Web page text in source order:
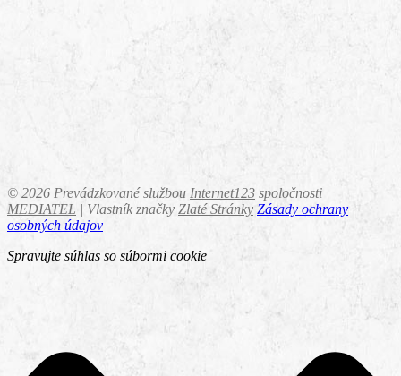
© 2026 Prevádzkované službou Internet123 spoločnosti
MEDIATEL | Vlastník značky Zlaté Stránky Zásady ochrany
osobných údajov
Spravujte súhlas so súbormi cookie